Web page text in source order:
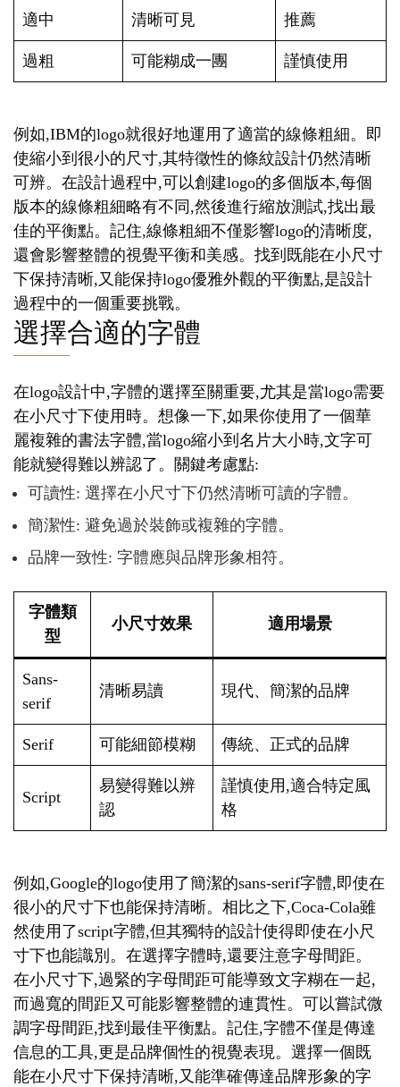
適中 清晰可見 推薦
過粗 可能糊成一團 謹慎使用
例如,IBM的logo就很好地運用了適當的線條粗細。即
使縮小到很小的尺寸,其特徵性的條紋設計仍然清晰
可辨。在設計過程中,可以創建logo的多個版本,每個
版本的線條粗細略有不同,然後進行縮放測試,找出最
佳的平衡點。記住,線條粗細不僅影響logo的清晰度,
還會影響整體的視覺平衡和美感。找到既能在小尺寸
下保持清晰,又能保持logo優雅外觀的平衡點,是設計
過程中的一個重要挑戰。
選擇合適的字體
在logo設計中,字體的選擇至關重要,尤其是當logo需要
在小尺寸下使用時。想像一下,如果你使用了一個華
麗複雜的書法字體,當logo縮小到名片大小時,文字可
能就變得難以辨認了。關鍵考慮點:
可讀性: 選擇在小尺寸下仍然清晰可讀的字體。
簡潔性: 避免過於裝飾或複雜的字體。
品牌一致性: 字體應與品牌形象相符。
字體類
型
小尺寸效果 適用場景
Sans-
serif
清晰易讀 現代、簡潔的品牌
Serif 可能細節模糊 傳統、正式的品牌
Script
易變得難以辨
認
謹慎使用,適合特定風
格
例如,Google的logo使用了簡潔的sans-serif字體,即使在
很小的尺寸下也能保持清晰。相比之下,Coca-Cola雖
然使用了script字體,但其獨特的設計使得即使在小尺
寸下也能識別。在選擇字體時,還要注意字母間距。
在小尺寸下,過緊的字母間距可能導致文字糊在一起,
而過寬的間距又可能影響整體的連貫性。可以嘗試微
調字母間距,找到最佳平衡點。記住,字體不僅是傳達
信息的工具,更是品牌個性的視覺表現。選擇一個既
能在小尺寸下保持清晰,又能準確傳達品牌形象的字